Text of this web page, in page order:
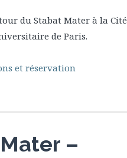
du Stabat Mater à la Cité
de Paris.
et réservation
–